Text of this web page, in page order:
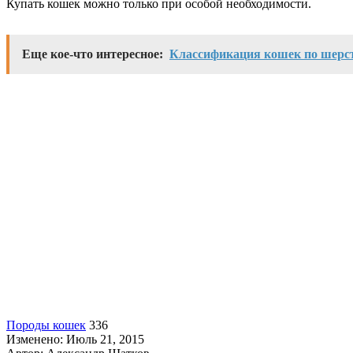
Купать кошек можно только при особой необходимости.
Еще кое-что интересное: Классификация кошек по
Породы кошек 336
Изменено: Июль 21, 2015